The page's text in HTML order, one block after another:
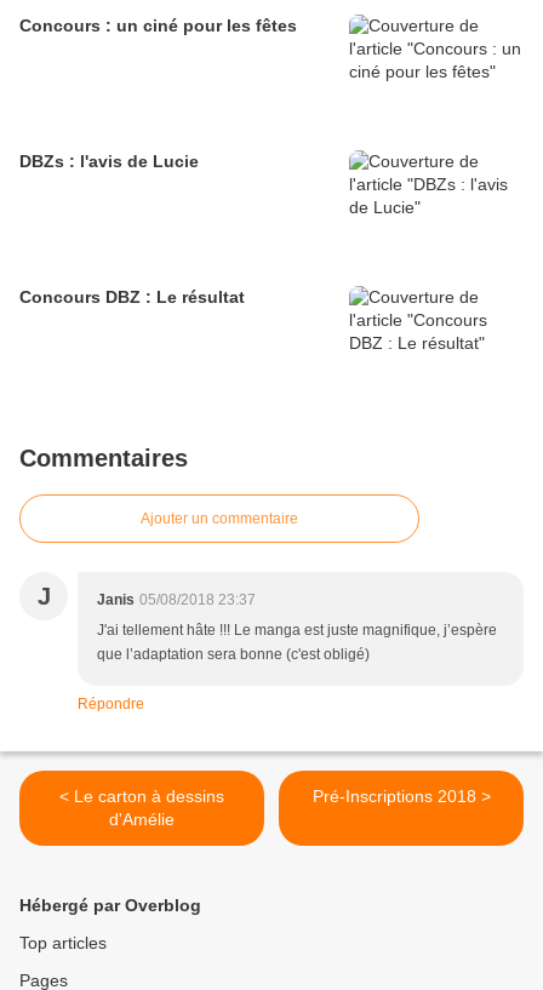
Concours : un ciné pour les fêtes
DBZs : l'avis de Lucie
Concours DBZ : Le résultat
Commentaires
Ajouter un commentaire
J Janis 05/08/2018 23:37
J'ai tellement hâte !!! Le manga est juste magnifique, j’espère
que l’adaptation sera bonne (c'est obligé)
Répondre
< Le carton à dessins
d'Amélie
Pré-Inscriptions 2018 >
Hébergé par Overblog
Top articles
Pages